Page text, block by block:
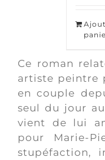
Ce roman
artiste peintre
en couple
seul du jour
vient de lui
pour Marie-
stupéfaction,